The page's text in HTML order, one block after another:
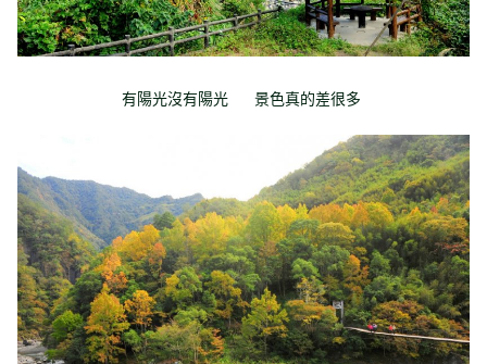
有陽光沒有陽光 景色真的差很多